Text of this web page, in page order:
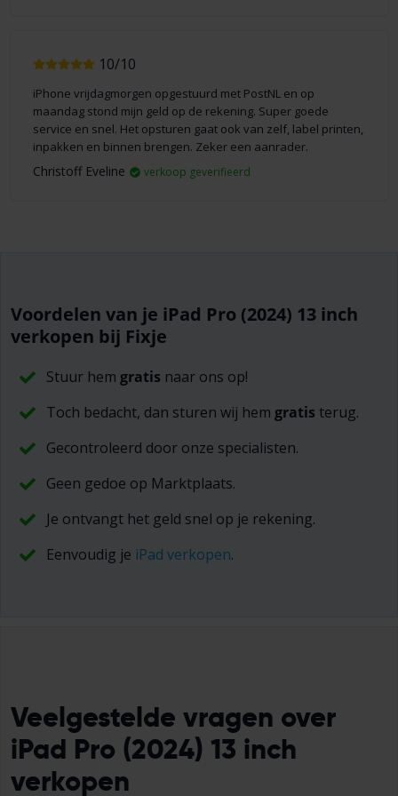
10/10
iPhone vrijdagmorgen opgestuurd met PostNL en op
maandag stond mijn geld op de rekening. Super goede
service en snel. Het opsturen gaat ook van zelf, label printen,
inpakken en binnen brengen. Zeker een aanrader.
Christoff Eveline verkoop geverifieerd
Voordelen van je iPad Pro (2024) 13 inch
verkopen bij Fixje
Stuur hem gratis naar ons op!
Toch bedacht, dan sturen wij hem gratis terug.
Gecontroleerd door onze specialisten.
Geen gedoe op Marktplaats.
Je ontvangt het geld snel op je rekening.
Eenvoudig je iPad verkopen.
Veelgestelde vragen over
iPad Pro (2024) 13 inch
verkopen